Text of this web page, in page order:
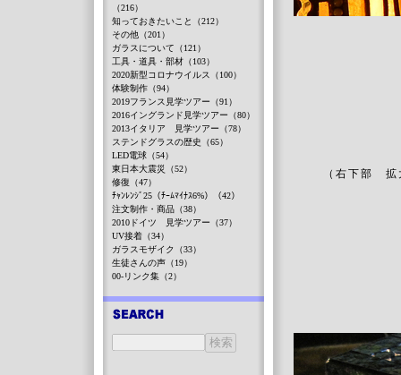
（右下部
（216）
知っておきたいこと（212）
その他（201）
ガラスについて（121）
工具・道具・部材（103）
2020新型コロナウイルス（100）
体験制作（94）
2019フランス見学ツアー（91）
2016イングランド見学ツアー（80）
2013イタリア 見学ツアー（78）
ステンドグラスの歴史（65）
LED電球（54）
東日本大震災（52）
修復（47）
ﾁｬﾝﾚﾝｼﾞ25（ﾁｰﾑﾏｲﾅｽ6%）（42）
注文制作・商品（38）
2010ドイツ 見学ツアー（37）
UV接着（34）
ガラスモザイク（33）
生徒さんの声（19）
00-リンク集（2）